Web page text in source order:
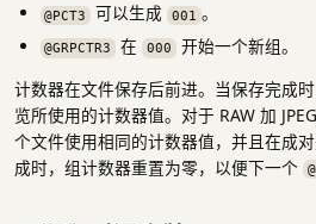
@PCT3 可以生成 001 。
@GRPCTR3 在 000 开始一个新组。
计数器在文件保存后前进。当保存完成
览所使用的计数器值。对于 RAW 加
个文件使用相同的计数器值，并且在成
成时，组计数器重置为零，以便下一个